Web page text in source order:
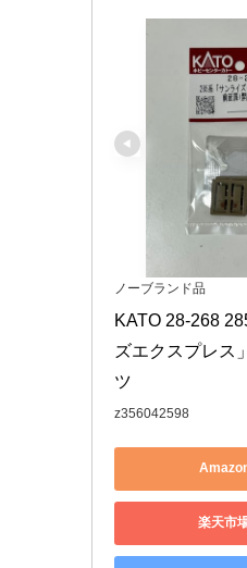
ノーブランド品
KATO 28-268
ズエクスプレス
ツ
z356042598
楽天市